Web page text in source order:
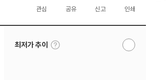
관심 공유 신고 인쇄
최저가 추이
툴
팁
알